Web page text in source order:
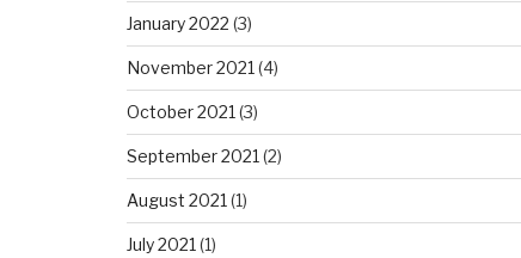
January 2022 (3)
November 2021 (4)
October 2021 (3)
September 2021 (2)
August 2021 (1)
July 2021 (1)